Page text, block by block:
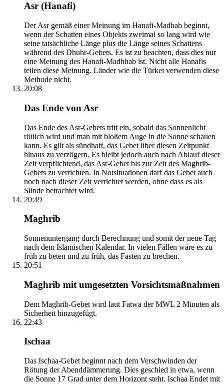
Asr (Hanafi)
Der Asr gemäß einer Meinung im Hanafi-Madhab beginnt,
wenn der Schatten eines Objekts zweimal so lang wird wie
seine tatsächliche Länge plus die Länge seines Schattens
während des Dhuhr-Gebets. Es ist zu beachten, dass dies nur
eine Meinung des Hanafi-Madhhab ist. Nicht alle Hanafis
teilen diese Meinung. Länder wie die Türkei verwenden diese
Methode nicht.
20:08
Das Ende von Asr
Das Ende des Asr-Gebets tritt ein, sobald das Sonnenlicht
rötlich wird und man mit bloßem Auge in die Sonne schauen
kann. Es gilt als sündhaft, das Gebet über diesen Zeitpunkt
hinaus zu verzögern. Es bleibt jedoch auch nach Ablauf dieser
Zeit verpflichtend, das Asr-Gebet bis zur Zeit des Maghrib-
Gebets zu verrichten. In Notsituationen darf das Gebet auch
noch nach dieser Zeit verrichtet werden, ohne dass es als
Sünde betrachtet wird.
20:49
Maghrib
Sonnenuntergang durch Berechnung und somit der neue Tag
nach dem Islamischen Kalendar. In vielen Fällen wäre es zu
früh zu beten und zu früh, das Fasten zu brechen.
20:51
Maghrib mit umgesetzten Vorsichtsmaßnahmen
Dem Maghrib-Gebet wird laut Fatwa der MWL 2 Minuten als
Sicherheit hinzugefügt.
22:43
Ischaa
Das Ischaa-Gebet beginnt nach dem Verschwinden der
Rötung der Abenddämmerung. Dies geschied in etwa, wenn
die Sonne 17 Grad unter dem Horizont steht. Ischaa Endet mit